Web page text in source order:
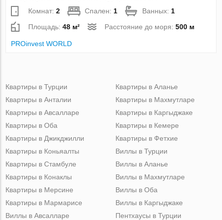
Комнат:2 Спален: 1 Ванных: 1
Площадь:48 м² Расстояние до моря:500 м
PROinvest WORLD
Квартиры в Турции
Квартиры в Анталии
Квартиры в Авсалларе
Квартиры в Оба
Квартиры в Джикджилли
Квартиры в Аланье
Квартиры в Махмутларе
Квартиры в Каргыджаке
Квартиры в Кемере
Квартиры в Фетхие
Квартиры в Коньяалты
Квартиры в Стамбуле
Квартиры в Конаклы
Квартиры в Мерсине
Квартиры в Мармарисе
Виллы в Турции
Виллы в Аланье
Виллы в Махмутларе
Виллы в Оба
Виллы в Каргыджаке
Виллы в Авсалларе
Пентхаусы в Турции